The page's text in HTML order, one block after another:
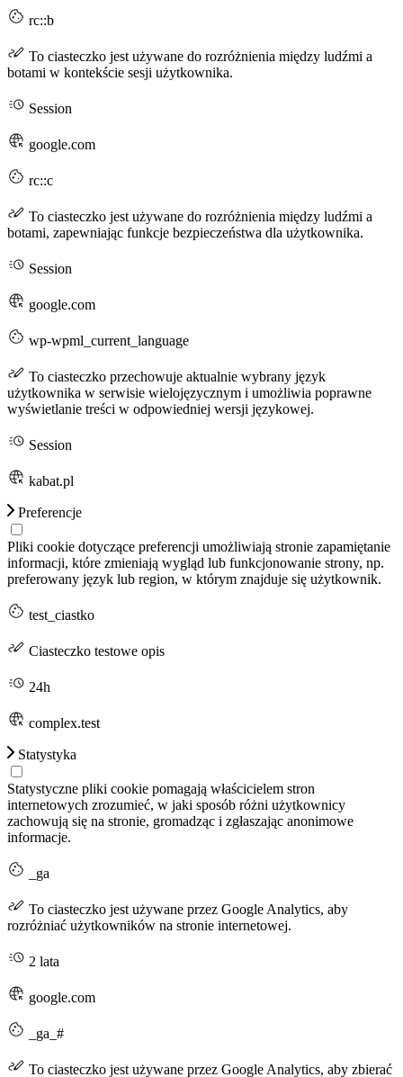
rc::b
To ciasteczko jest używane do rozróżnienia między ludźmi a
botami w kontekście sesji użytkownika.
Session
google.com
rc::c
To ciasteczko jest używane do rozróżnienia między ludźmi a
botami, zapewniając funkcje bezpieczeństwa dla użytkownika.
Session
google.com
wp-wpml_current_language
To ciasteczko przechowuje aktualnie wybrany język
użytkownika w serwisie wielojęzycznym i umożliwia poprawne
wyświetlanie treści w odpowiedniej wersji językowej.
Session
kabat.pl
Preferencje
Pliki cookie dotyczące preferencji umożliwiają stronie zapamiętanie
informacji, które zmieniają wygląd lub funkcjonowanie strony, np.
preferowany język lub region, w którym znajduje się użytkownik.
test_ciastko
Ciasteczko testowe opis
24h
complex.test
Statystyka
Statystyczne pliki cookie pomagają właścicielem stron
internetowych zrozumieć, w jaki sposób różni użytkownicy
zachowują się na stronie, gromadząc i zgłaszając anonimowe
informacje.
_ga
To ciasteczko jest używane przez Google Analytics, aby
rozróżniać użytkowników na stronie internetowej.
2 lata
google.com
_ga_#
To ciasteczko jest używane przez Google Analytics, aby zbierać